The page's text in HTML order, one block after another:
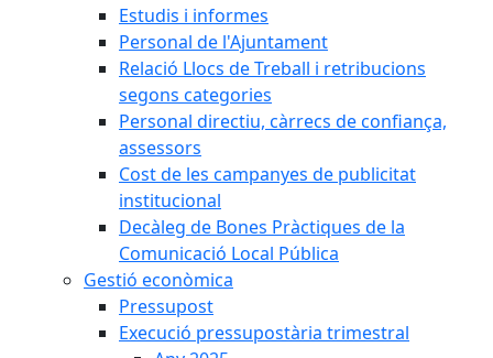
Estudis i informes
Personal de l'Ajuntament
Relació Llocs de Treball i retribucions
segons categories
Personal directiu, càrrecs de confiança,
assessors
Cost de les campanyes de publicitat
institucional
Decàleg de Bones Pràctiques de la
Comunicació Local Pública
Gestió econòmica
Pressupost
Execució pressupostària trimestral